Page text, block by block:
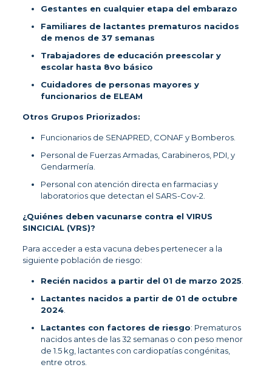
Gestantes en cualquier etapa del embarazo
Familiares de lactantes prematuros nacidos
de menos de 37 semanas
Trabajadores de educación preescolar y
escolar hasta 8vo básico
Cuidadores de personas mayores y
funcionarios de ELEAM
Otros Grupos Priorizados:
Funcionarios de SENAPRED, CONAF y Bomberos.
Personal de Fuerzas Armadas, Carabineros, PDI, y
Gendarmería.
Personal con atención directa en farmacias y
laboratorios que detectan el SARS-Cov-2.
¿Quiénes deben vacunarse contra el VIRUS
SINCICIAL (VRS)?
Para acceder a esta vacuna debes pertenecer a la
siguiente población de riesgo:
Recién nacidos a partir del 01 de marzo 2025
Lactantes nacidos a partir de 01 de octubre
2024.
Lactantes con factores de riesgo: Prematuros
nacidos antes de las 32 semanas o con peso menor
de 1.5 kg, lactantes con cardiopatías congénitas,
entre otros.